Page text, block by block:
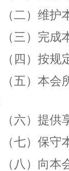
（二）维护
（三）完
（四）按规
（五）本
（六）提
（七）保
（八）向